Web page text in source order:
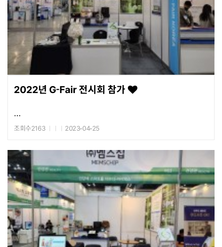
2022년 G-Fair 전시회 참가
조회수2163 2023-04-25